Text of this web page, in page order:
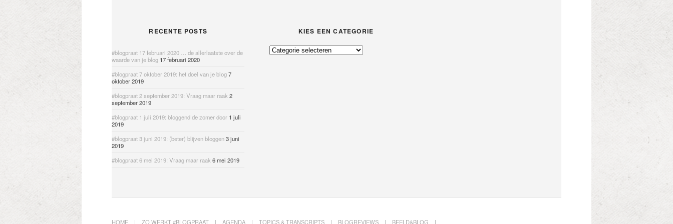
RECENTE POSTS
#blogpraat 17 februari 2020 … de allerlaatste over de
waarde van je blog 17 februari 2020
#blogpraat 7 oktober 2019: het doel van je blog7
oktober 2019
#blogpraat 2 september 2019: Vraag maar raak 2
september 2019
#blogpraat 1 juli 2019: bloggend de zomer door 1 juli
2019
#blogpraat 3 juni 2019: (beter) blijven bloggen3 juni
2019
#blogpraat 6 mei 2019: Vraag maar raak 6 mei 2019
KIES EEN CATEGORIE
Kies
een
HOME ZO WERKT #BLOGPRAAT AGENDA TOPICS & TRANSCRIPTS BLOGREVIEWS BEELD&BLOG